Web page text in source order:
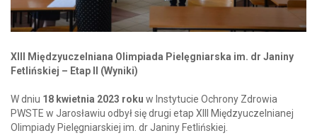
XIII Międzyuczelniana Olimpiada Pielęgniarska im. dr Janiny
Fetlińskiej – Etap II (Wyniki)
W dniu 18 kwietnia 2023 roku w Instytucie Ochrony Zdrowia
PWSTE w Jarosławiu odbył się drugi etap XIII Międzyuczelnianej
Olimpiady Pielęgniarskiej im. dr Janiny Fetlińskiej.